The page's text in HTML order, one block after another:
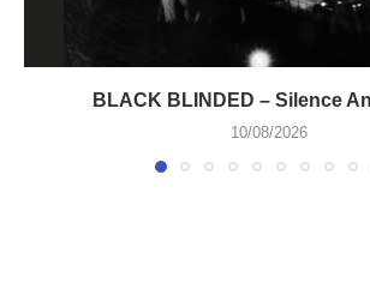
BLACK BLINDED – Silence
10/08/2026